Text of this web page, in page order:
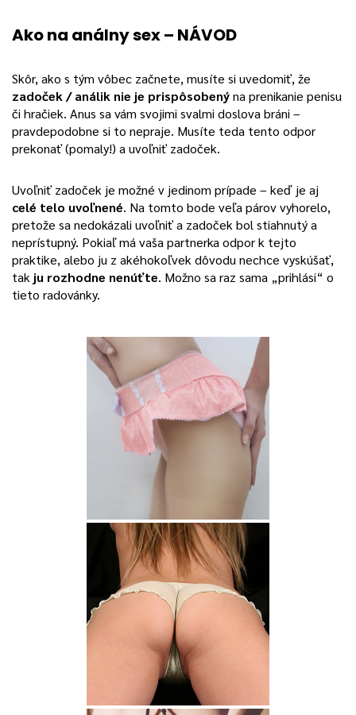
Ako na análny sex – NÁVOD
Skôr, ako s tým vôbec začnete, musíte si uvedomiť, že
zadoček / análik nie je prispôsobenýna prenikanie penisu
či hračiek. Anus sa vám svojimi svalmi doslova bráni –
pravdepodobne si to nepraje. Musíte teda tento odpor
prekonať (pomaly!) a uvoľniť zadoček.
Uvoľniť zadoček je možné v jedinom prípade – keď je aj
celé telo uvoľnené. Na tomto bode veľa párov vyhorelo,
pretože sa nedokázali uvoľniť a zadoček bol stiahnutý a
neprístupný. Pokiaľ má vaša partnerka odpor k tejto
praktike, alebo ju z akéhokoľvek dôvodu nechce vyskúšať,
tak ju rozhodne nenúťte. Možno sa raz sama „prihlási“ o
tieto radovánky.